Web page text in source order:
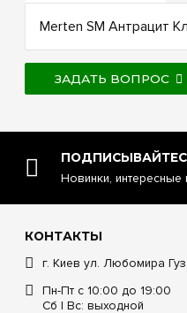
Merten SM Антрацит
ЗАДАТЬ ВОПРОС
Новинки, интересные
КОНТАКТЫ
г. Киев ул. Любомира
Пн-Пт с 10:00 до 19:00
Сб | Вс: выходной